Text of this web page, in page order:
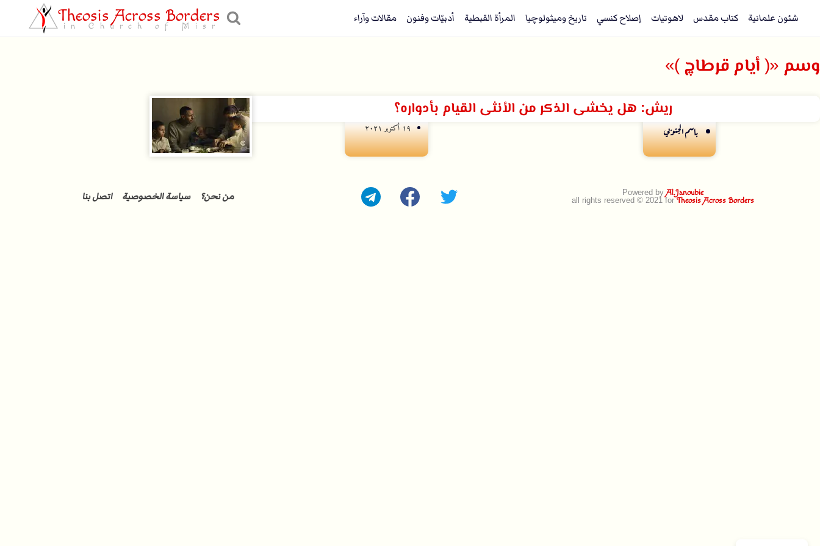
شئون علمانية كتاب مقدس لاهوتيات إصلاح كنسي تاريخ وميثولوچيا المرأة القبطية أدبيّات وفنون مقالات وآراء Theosis Across Borders
in Church of Misr
وسم «( أيام قرطاچ )»
ريش: هل يخشى الذكر من الأنثى القيام بأدواره؟
باسم الجنوبي ۱۹ أكتوبر ۲۰۲۱
Powered by Al.Janoubie
all rights reserved © 2021 forTheosis Across Borders من نحن؟ سياسة الخصوصية اتصل بنا